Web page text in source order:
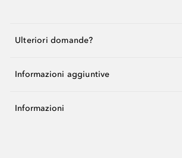
Ulteriori domande?
Informazioni aggiuntive
Informazioni